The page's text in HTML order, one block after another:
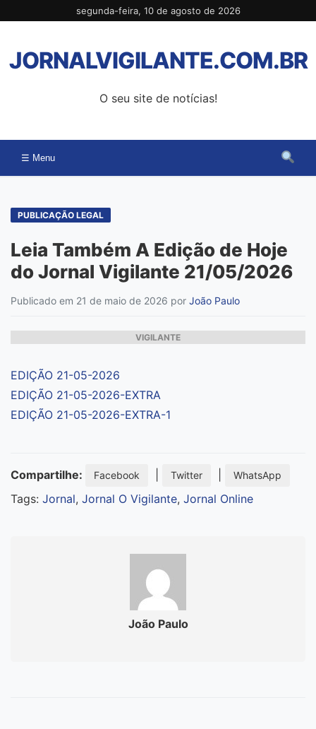
para
conteúdo
segunda-feira, 10 de agosto de 2026
JORNALVIGILANTE.COM.BR
O seu site de notícias!
☰ Menu
PUBLICAÇÃO LEGAL
Leia Também A Edição de Hoje
do Jornal Vigilante 21/05/2026
Publicado em 21 de maio de 2026 por João Paulo
VIGILANTE
EDIÇÃO 21-05-2026
EDIÇÃO 21-05-2026-EXTRA
EDIÇÃO 21-05-2026-EXTRA-1
Compartilhe: Facebook Twitter WhatsApp
Tags: Jornal, Jornal O Vigilante, Jornal Online
João Paulo